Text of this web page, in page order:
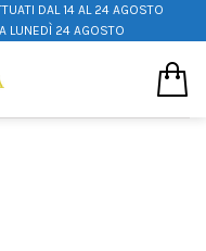
DAL 14 AL 24 AGOSTO
LUNEDÌ 24 AGOSTO